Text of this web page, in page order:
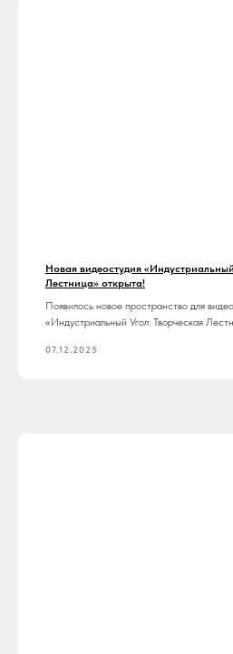
Новая видеостудия
Лестница» открыта!
Появилось новое пространство для
«Индустриальный Угол: Творческая
07.12.2025